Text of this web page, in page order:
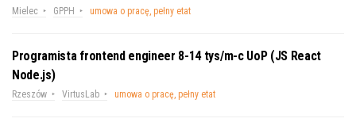
Mielec GPPH umowa o pracę, pełny etat
Programista frontend engineer 8-14 tys/m-c UoP (JS React
Node.js)
Rzeszów VirtusLab umowa o pracę, pełny etat